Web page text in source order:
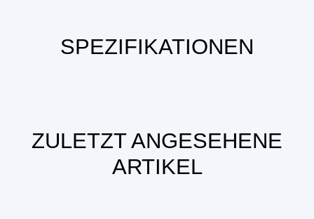
SPEZIFIKATIONEN
ZULETZT ANGESEHENE
ARTIKEL